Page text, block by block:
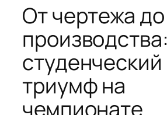
От чертежа до
производства:
студенческий
триумф на
чемпионате